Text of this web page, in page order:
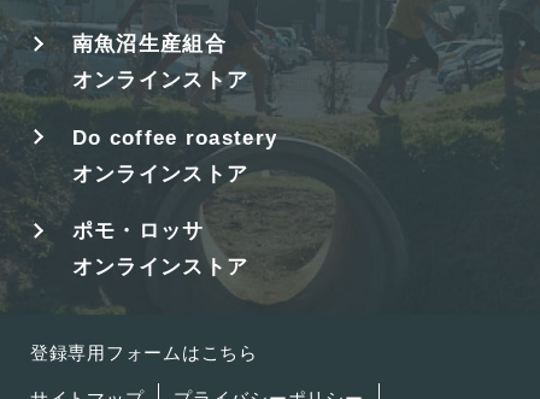
南魚沼生産組合
オンラインストア
Do coffee roastery
オンラインストア
ポモ・ロッサ
オンラインストア
登録専用フォームはこちら